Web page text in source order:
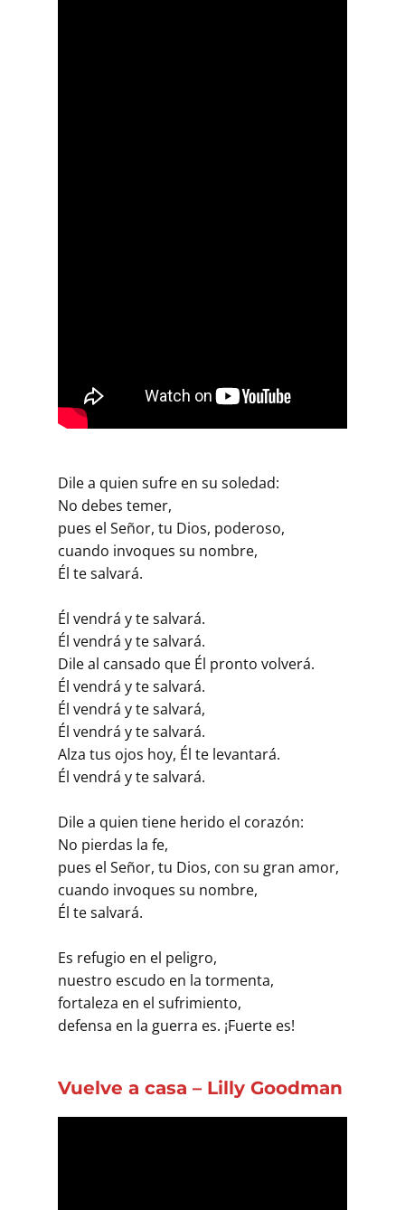
Dile a quien sufre en su soledad:
No debes temer,
pues el Señor, tu Dios, poderoso,
cuando invoques su nombre,
Él te salvará.
Él vendrá y te salvará.
Él vendrá y te salvará.
Dile al cansado que Él pronto volverá.
Él vendrá y te salvará.
Él vendrá y te salvará,
Él vendrá y te salvará.
Alza tus ojos hoy, Él te levantará.
Él vendrá y te salvará.
Dile a quien tiene herido el corazón:
No pierdas la fe,
pues el Señor, tu Dios, con su gran amor,
cuando invoques su nombre,
Él te salvará.
Es refugio en el peligro,
nuestro escudo en la tormenta,
fortaleza en el sufrimiento,
defensa en la guerra es. ¡Fuerte es!
Vuelve a casa – Lilly Goodman